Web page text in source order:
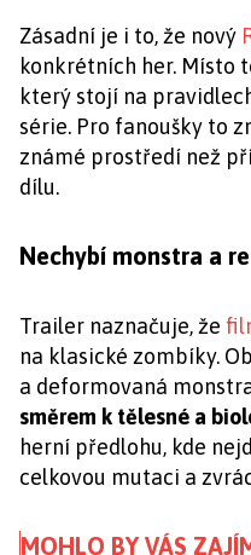
Zásadní je i to, že nový
konkrétních her. Místo
který stojí na
série. Pro fanoušky to
známé prostředí než
dílu.
Nechybí monstra a
Trailer naznačuje, že
na klasické zombíky.
a deformovaná
směrem k tělesné a
herní předlohu, kde
celkovou mutaci a
MOHLO BY VÁS